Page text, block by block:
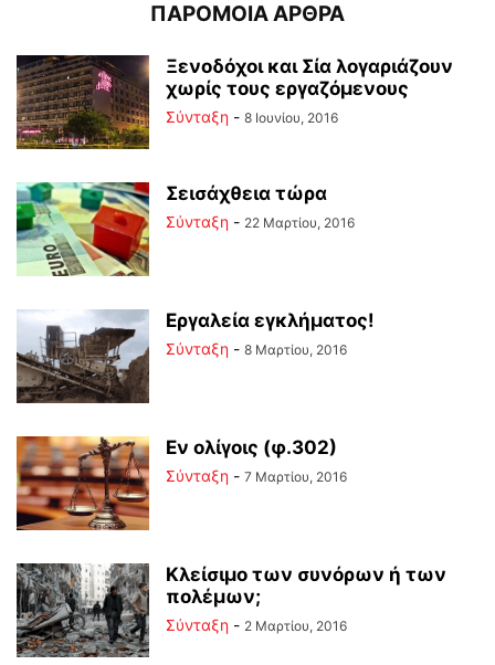
ΠΑΡΟΜΟΙΑ ΑΡΘΡΑ
Ξενοδόχοι και Σία λογαριάζουν
χωρίς τους εργαζόμενους
Σύνταξη - 8 Ιουνίου, 2016
Σεισάχθεια τώρα
Σύνταξη - 22 Μαρτίου, 2016
Εργαλεία εγκλήματος!
Σύνταξη - 8 Μαρτίου, 2016
Εν ολίγοις (φ.302)
Σύνταξη - 7 Μαρτίου, 2016
Κλείσιμο των συνόρων ή των
πολέμων;
Σύνταξη - 2 Μαρτίου, 2016